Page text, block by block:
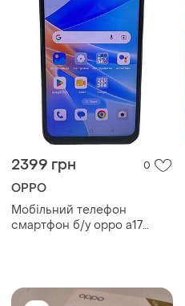
2399 грн 0
OPPO
Мобільний телефон
смартфон б/у oppo a17